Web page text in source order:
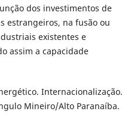
dos investimentos de
estrangeiros, na fusão ou
existentes e
assim a capacidade
Internacionalização.
Mineiro/Alto Paranaíba.